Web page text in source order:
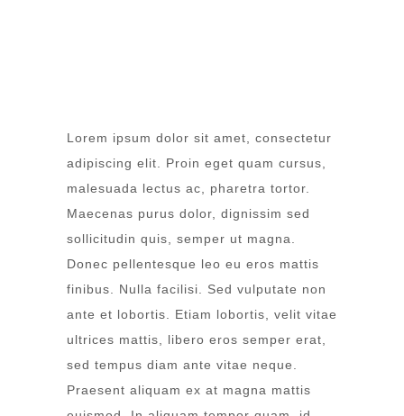
Lorem ipsum dolor sit amet, consectetur
adipiscing elit. Proin eget quam cursus,
malesuada lectus ac, pharetra tortor.
Maecenas purus dolor, dignissim sed
sollicitudin quis, semper ut magna.
Donec pellentesque leo eu eros mattis
finibus. Nulla facilisi. Sed vulputate non
ante et lobortis. Etiam lobortis, velit vitae
ultrices mattis, libero eros semper erat,
sed tempus diam ante vitae neque.
Praesent aliquam ex at magna mattis